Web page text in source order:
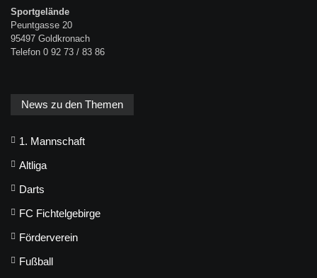
Sportgelände
Peuntgasse 20
95497 Goldkronach
Telefon 0 92 73 / 83 86
News zu den Themen
1. Mannschaft
Altliga
Darts
FC Fichtelgebirge
Förderverein
Fußball